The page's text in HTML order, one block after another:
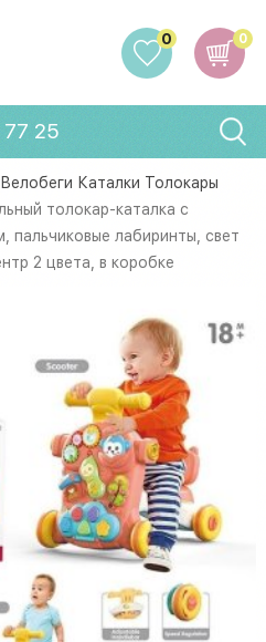
0
0
25
Велобеги Каталки Толокары
толокар-каталка с
пальчиковые лабиринты, свет
2 цвета, в коробке